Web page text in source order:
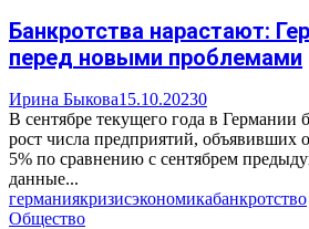
Банкротства нарастают:
перед новыми проблемами
Ирина Быкова15.10.20230
В сентябре текущего года в Германии
рост числа предприятий, объявивших
5% по сравнению с сентябрем
данные...
германиякризисэкономикабанкротство
Общество